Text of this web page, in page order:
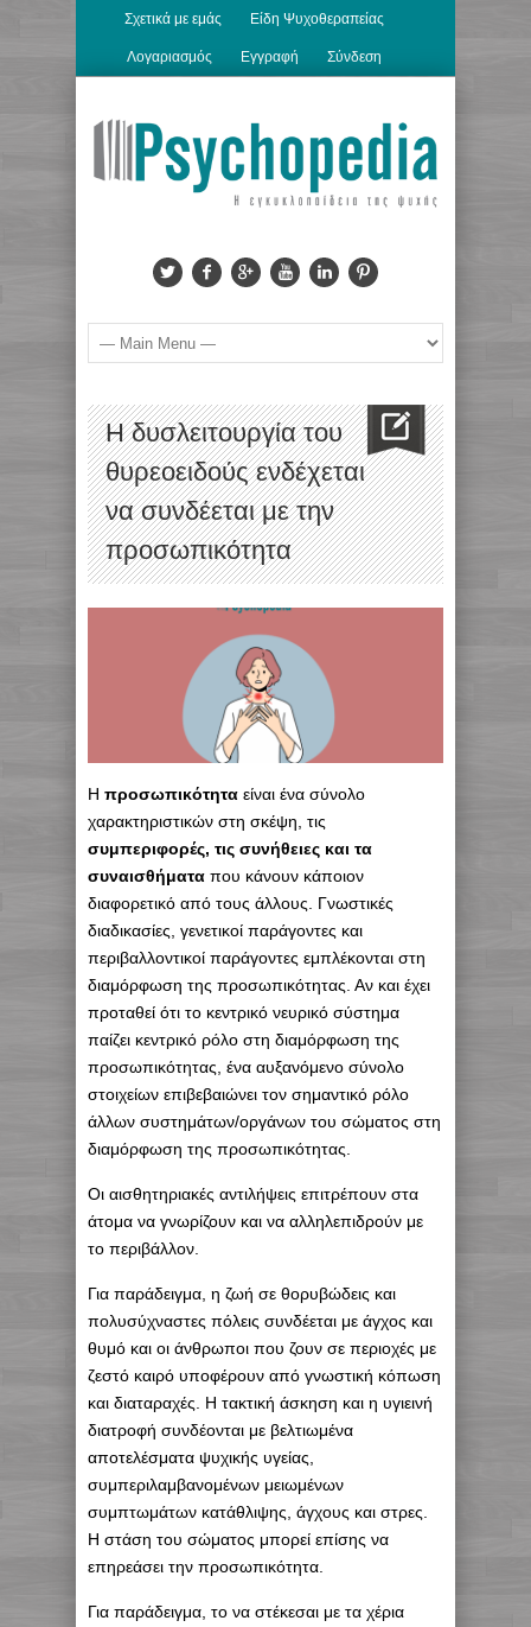
Σχετικά με εμάς Είδη Ψυχοθεραπείας
Λογαριασμός Εγγραφή Σύνδεση
Η δυσλειτουργία του
θυρεοειδούς ενδέχεται
να συνδέεται με την
προσωπικότητα
Η προσωπικότητα είναι ένα σύνολο
χαρακτηριστικών στη σκέψη, τις
συμπεριφορές, τις συνήθειες και τα
συναισθήματα που κάνουν κάποιον
διαφορετικό από τους άλλους. Γνωστικές
διαδικασίες, γενετικοί παράγοντες και
περιβαλλοντικοί παράγοντες εμπλέκονται στη
διαμόρφωση της προσωπικότητας. Αν και έχει
προταθεί ότι το κεντρικό νευρικό σύστημα
παίζει κεντρικό ρόλο στη διαμόρφωση της
προσωπικότητας, ένα αυξανόμενο σύνολο
στοιχείων επιβεβαιώνει τον σημαντικό ρόλο
άλλων συστημάτων/οργάνων του σώματος στη
διαμόρφωση της προσωπικότητας.
Οι αισθητηριακές αντιλήψεις επιτρέπουν στα
άτομα να γνωρίζουν και να αλληλεπιδρούν με
το περιβάλλον.
Για παράδειγμα, η ζωή σε θορυβώδεις και
πολυσύχναστες πόλεις συνδέεται με άγχος και
θυμό και οι άνθρωποι που ζουν σε περιοχές με
ζεστό καιρό υποφέρουν από γνωστική κόπωση
και διαταραχές. Η τακτική άσκηση και η υγιεινή
διατροφή συνδέονται με βελτιωμένα
αποτελέσματα ψυχικής υγείας,
συμπεριλαμβανομένων μειωμένων
συμπτωμάτων κατάθλιψης, άγχους και στρες.
Η στάση του σώματος μπορεί επίσης να
επηρεάσει την προσωπικότητα.
Για παράδειγμα, το να στέκεσαι με τα χέρια